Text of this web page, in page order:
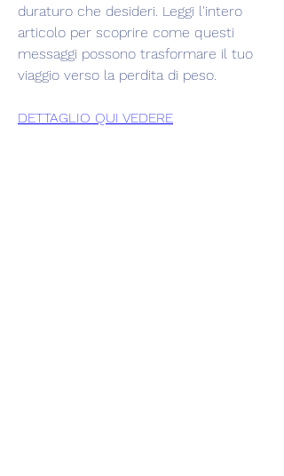
duraturo che desideri. Leggi l'intero
articolo per scoprire come questi
messaggi possono trasformare il tuo
viaggio verso la perdita di peso.
DETTAGLIO QUI VEDERE